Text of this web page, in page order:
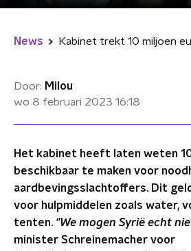
News
Door: Milou
wo 8 februari 2023 16:18
Het kabinet heeft laten weten
beschikbaar te maken voor
aardbevingsslachtoffers. Dit
voor hulpmiddelen zoals water,
tenten. "We mogen Syrië echt
minister Schreinemacher voor